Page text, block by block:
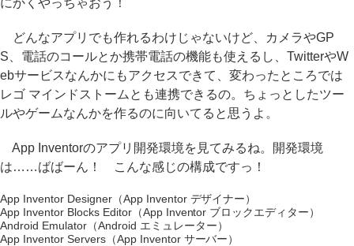
にかくやっちゃおう！
どんなアプリでも作れるわけじゃないけど、カメラやGP
S、電話のコールとか携帯電話の機能も使えるし、TwitterやW
ebサービスなんかにもアクセスできて、変わったところでは
レゴ マインドストームとも連携できるの。ちょっとしたツー
ルやゲームなんかを作るのに向いてると思うよ。
App Inventorのアプリ開発環境を見てみるね。開発環境
は……ばばーん！ こんな感じの構成ですっ！
App Inventor Designer（App Inventor デザイナー）
App Inventor Blocks Editor（App Inventor ブロックエディター）
Android Emulator（Android エミュレーター）
App Inventor Servers（App Inventor サーバー）